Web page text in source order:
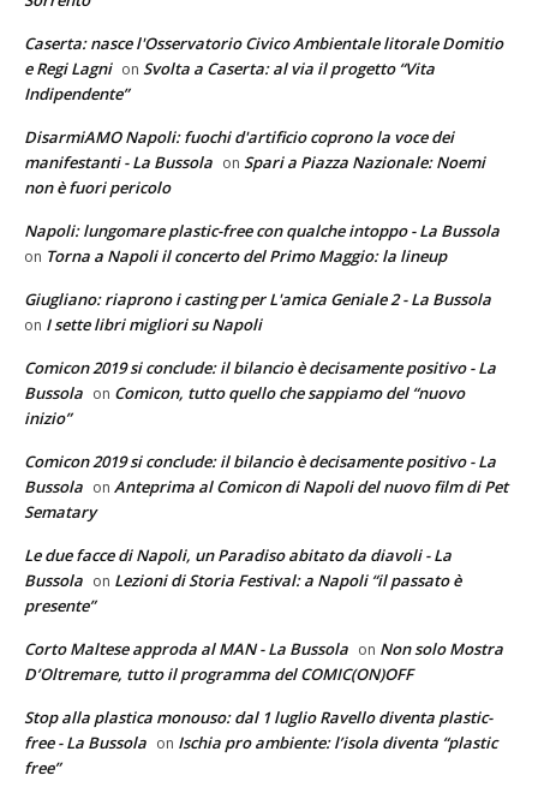
Caserta: nasce l'Osservatorio Civico Ambientale litorale Domitio
e Regi Lagni on Svolta a Caserta: al via il progetto “Vita
Indipendente”
DisarmiAMO Napoli: fuochi d'artificio coprono la voce dei
manifestanti - La Bussola on Spari a Piazza Nazionale: Noemi
non è fuori pericolo
Napoli: lungomare plastic-free con qualche intoppo - La Bussola
on Torna a Napoli il concerto del Primo Maggio: la lineup
Giugliano: riaprono i casting per L'amica Geniale 2 - La Bussola
on I sette libri migliori su Napoli
Comicon 2019 si conclude: il bilancio è decisamente positivo - La
Bussola on Comicon, tutto quello che sappiamo del “nuovo
inizio”
Comicon 2019 si conclude: il bilancio è decisamente positivo - La
Bussola on Anteprima al Comicon di Napoli del nuovo film di Pet
Sematary
Le due facce di Napoli, un Paradiso abitato da diavoli - La
Bussola on Lezioni di Storia Festival: a Napoli “il passato è
presente”
Corto Maltese approda al MAN - La Bussola on Non solo Mostra
D’Oltremare, tutto il programma del COMIC(ON)OFF
Stop alla plastica monouso: dal 1 luglio Ravello diventa plastic-
free - La Bussola on Ischia pro ambiente: l’isola diventa “plastic
free”